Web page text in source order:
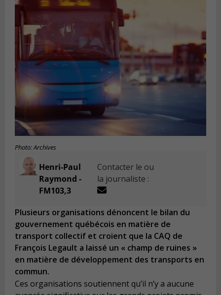
Photo: Archives
Henri-Paul
Raymond -
FM103,3
Contacter le ou
la journaliste :
Plusieurs organisations dénoncent le bilan du
gouvernement québécois en matière de
transport collectif et croient que la CAQ de
François Legault a laissé un « champ de ruines »
en matière de développement des transports en
commun.
Ces organisations soutiennent qu’il n’y a aucune